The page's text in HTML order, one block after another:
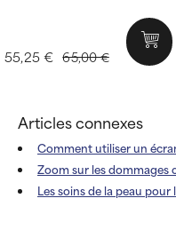
65,00 €
55,25 €
Articles connexes
Comment utiliser un
Zoom sur les dommages
Les soins de la peau pour